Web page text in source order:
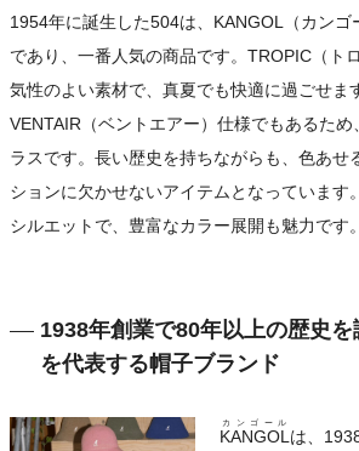
1954年に誕生した504は、KANGOL（カンゴ
であり、一番人気の商品です。TROPIC（ト
気性のよい素材で、真夏でも快適に過ごせま
VENTAIR（ベントエアー）仕様でもあるため
ラスです。長い歴史を持ちながらも、色あせ
ションに欠かせないアイテムとなっています
シルエットで、豊富なカラー展開も魅力です。
1938年創業で80年以上の歴史
を代表する帽子ブランド
KANGOL
カンゴール
は、